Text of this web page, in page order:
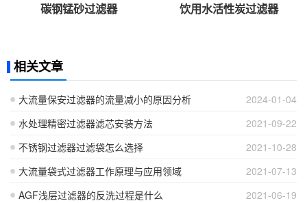
碳钢锰砂过滤器 饮用水活性炭过滤器
相关文章
2024-01-04
大流量保安过滤器的流量减小的原因分析
2021-09-22
水处理精密过滤器滤芯安装方法
2021-10-28
不锈钢过滤器过滤袋怎么选择
2021-07-13
大流量袋式过滤器工作原理与应用领域
2021-06-19
AGF浅层过滤器的反洗过程是什么